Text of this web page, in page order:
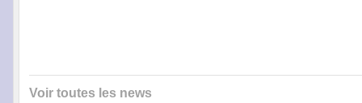
Voir toutes les news